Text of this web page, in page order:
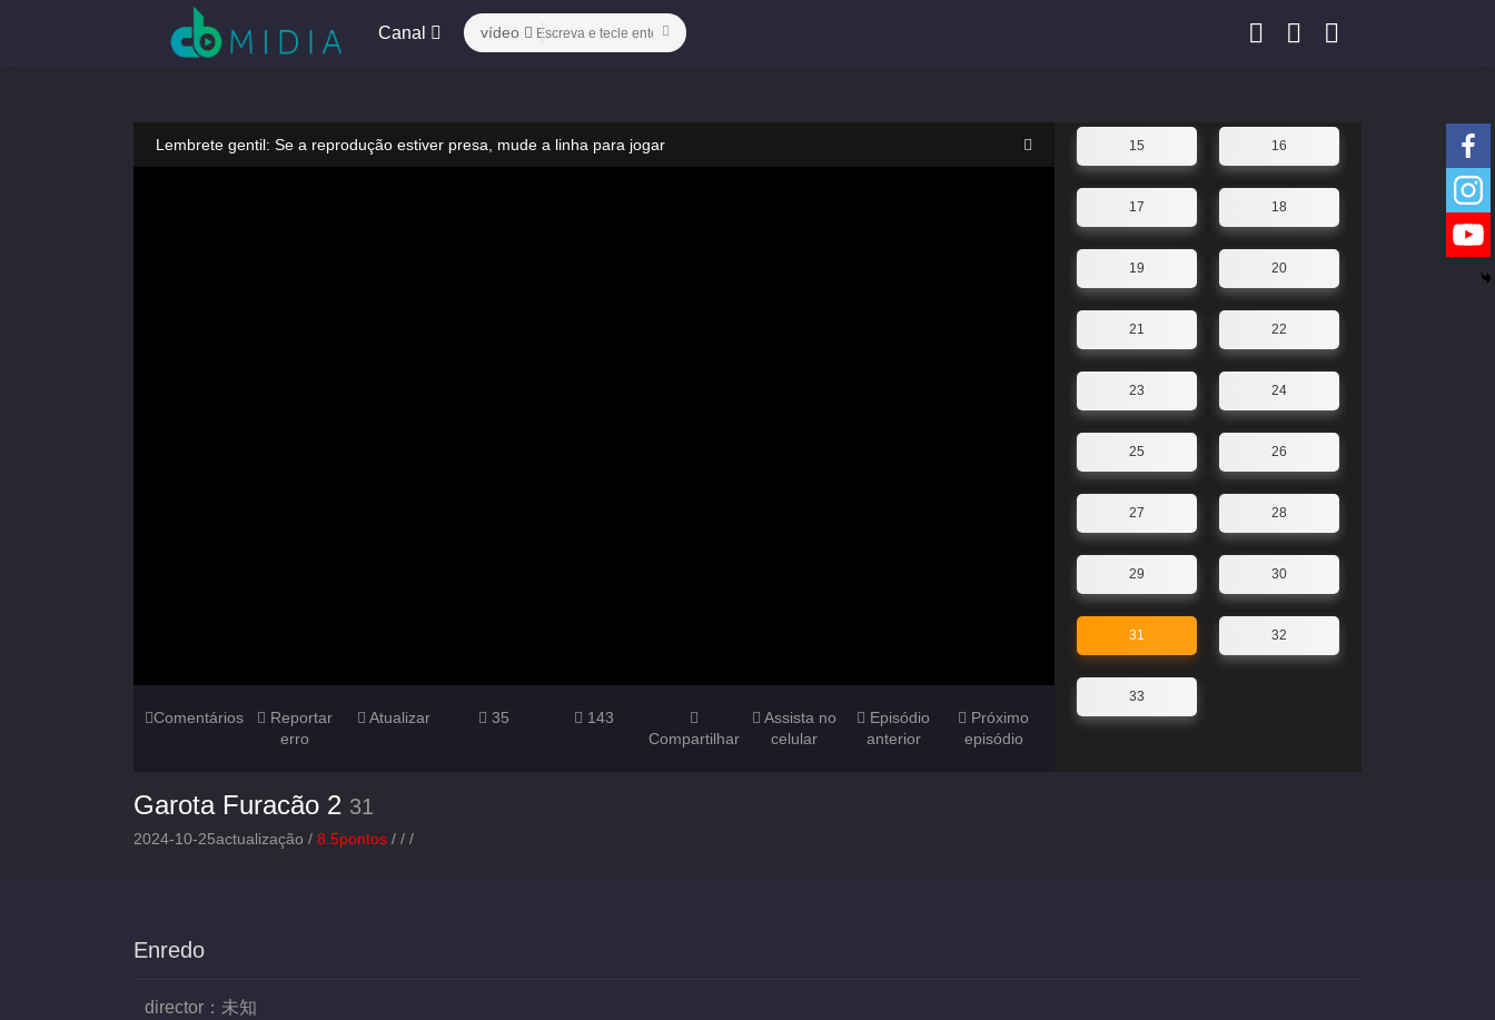
Canal vídeo
Lembrete gentil: Se a reprodução estiver presa, mude a linha para jogar
Comentários
Reportar
erro
Atualizar 35
143
Compartilhar
Assista no
celular
Episódio
anterior
Próximo
episódio
15 16
17 18
19 20
21 22
23 24
25 26
27 28
29 30
31 32
33
Garota Furacão 2 31
2024-10-25actualização / 8.5pontos / / /
Enredo
director： 未知